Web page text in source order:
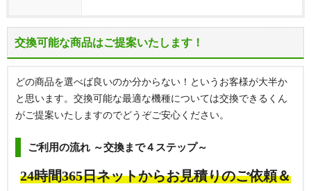
交換可能な商品はご提案いたします！
どの商品を選べば良いのか分からない！というお客様が大半か
と思います。交換可能な最適な機種については交換できるくん
がご提案いたしますのでどうぞご安心ください。
ご利用の流れ ～交換まで４ステップ～
24時間365日ネットからお見積りのご依頼＆